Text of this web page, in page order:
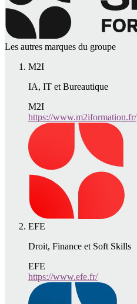
Les autres marques du groupe
M2I
IA, IT et Bureautique
M2I
https://www.m2iformation.fr/
EFE
Droit, Finance et Soft Skills
EFE
https://www.efe.fr/